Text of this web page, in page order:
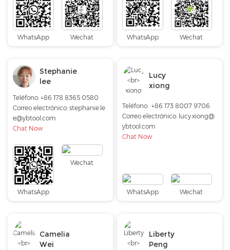
WhatsApp Wechat WhatsApp Wechat
Stephanie
lee
Teléfono: +86 178 8365 0580
Correo electrónico: stephanie.le
e@ybtool.com
Chat Now
WhatsApp
Wechat
Lucy
xiong
Teléfono: +86 173 8007 9706
Correo electrónico: lucy.xiong@
ybtool.com
Chat Now
WhatsApp Wechat
Camelia
Wei
Liberty
Peng